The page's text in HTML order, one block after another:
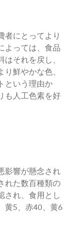
者にとってより
よっては、食品
それを戻し、
鮮やかな色、
という理由か
も人工色素を好
影響が懸念され
れた数百種類の
され、食用とし
黄5、赤40、黄6